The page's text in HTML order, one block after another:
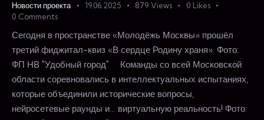
Новости проекта 19.06.2025 879 Views 0 Likes
0 Comments
Сегодня в пространстве «Молодёжь Москвы» прошёл
третий фиджитал-квиз «В сердце Родину храня». Фото:
ФП НВ "Удобный город" ⠀ Команды со всей Московской
области соревновались в интеллектуальных испытаниях,
которые объединили исторические вопросы,
нейросетевые раунды и… виртуальную реальность! Фото: